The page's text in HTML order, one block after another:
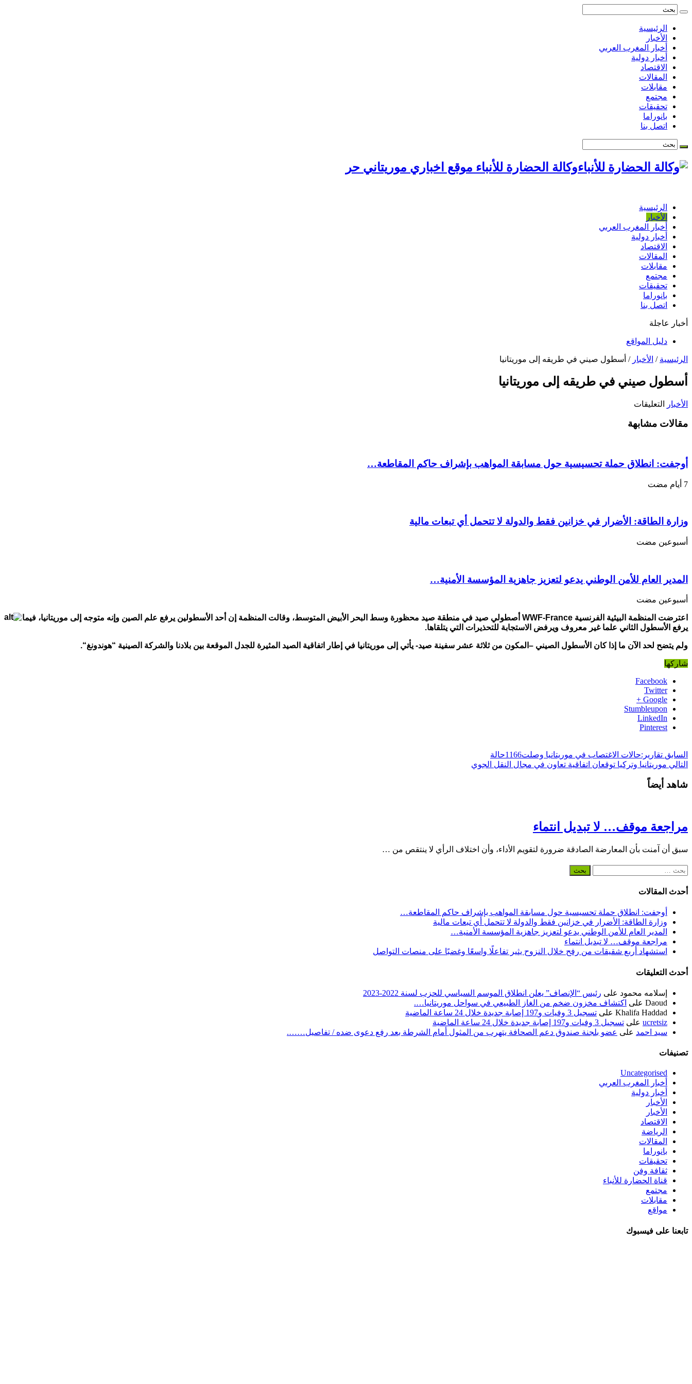
الرئيسية
الأخبار
أخبار المغرب العربي
أخبار دولية
الاقتصاد
المقالات
مقابلات
مجتمع
تحقيقات
بانوراما
اتصل بنا
وكالة الحضارة للأنباء موقع اخباري موريتاني حر
الرئيسية
الأخبار
أخبار المغرب العربي
أخبار دولية
الاقتصاد
المقالات
مقابلات
مجتمع
تحقيقات
بانوراما
اتصل بنا
أخبار عاجلة
دليل المواقع
الرئيسية / الأخبار / أسطول صيني في طريقه إلى موريتانيا
أسطول صيني في طريقه إلى موريتانيا
الأخبار التعليقات
صيني
موريتانيا
مغلقة
مقالات مشابهة
أوجفت: انطلاق حملة تحسيسية حول مسابقة المواهب بإشراف حاكم المقاطعة…
وزارة الطاقة: الأضرار في خزانين فقط والدولة لا تتحمل أي تبعات مالية
‏أسبوعين مضت
المدير العام للأمن الوطني يدعو لتعزيز جاهزية المؤسسة الأمنية…
‏أسبوعين مضت
اعترضت المنظمة البيئية الفرنسية أصطولي صيد في منطقة صيد محظورة وسط البحر الأبيض المتوسط، وقالت المنظمة إن أحد الأسطولين يرفع علم الصين وإنه متوجه إلى موريتانيا، فيما
يرفع الأسطول الثاني علما غير معروف ويرفض الاستجابة للتحذيرات التي يتلقاها.
ولم يتضح لحد الآن ما إذا كان الأسطول الصيني –المكون من ثلاثة عشر سفينة صيد- يأتي إلى موريتانيا في إطار اتفاقية الصيد المثيرة للجدل الموقعة بين بلادنا والشركة الصينية “هوندونغ“.
شاركها
Facebook
Twitter
Google +
Stumbleupon
LinkedIn
Pinterest
السابق تقارير:حالات الاغتصاب في موريتانيا وصلت1166حالة
التالي موريتانيا وتركيا توقعان اتفاقية تعاون في مجال النقل الجوي
شاهد أيضاً
مراجعة موقف… لا تبديل انتماء
سبق أن آمنت بأن المعارضة الصادقة ضرورة لتقويم الأداء، وأن اختلاف الرأي لا ينتقص من …
البحث
أحدث المقالات
أوجفت: انطلاق حملة تحسيسية حول مسابقة المواهب بإشراف حاكم المقاطعة…
وزارة الطاقة: الأضرار في خزانين فقط والدولة لا تتحمل أي تبعات مالية
المدير العام للأمن الوطني يدعو لتعزيز جاهزية المؤسسة الأمنية…
مراجعة موقف… لا تبديل انتماء
استشهاد أربع شقيقات من رفح خلال النزوح يثير تفاعلًا واسعًا وغضبًا على منصات التواصل
أحدث التعليقات
إسلامه محمود على رئيس “الإنصاف” يعلن انطلاق الموسم السياسي للحزب لسنة 2022-2023
Daoud على اكتشاف مخزون ضخم من الغاز الطبيعي في سواحل موريتانيا….
Khalifa Haddad على تسجيل 3 وفيات و197 إصابة جديدة خلال 24 ساعة الماضية
ucretsiz على تسجيل 3 وفيات و197 إصابة جديدة خلال 24 ساعة الماضية
سيد احمد على عضو بلجنة صندوق دعم الصحافة يتهرب من المثول أمام الشرطة بعد رفع دعوى ضده / تفاصيل…….
تصنيفات
Uncategorised
أخبار المغرب العربي
أخبار دولية
الأخبار
الأخبار
الاقتصاد
الرياضة
المقالات
بانوراما
تحقيقات
ثقافة وفن
قناة الحضارة للأنباء
مجتمع
مقابلات
مواقع
تابعنا على فيسبوك